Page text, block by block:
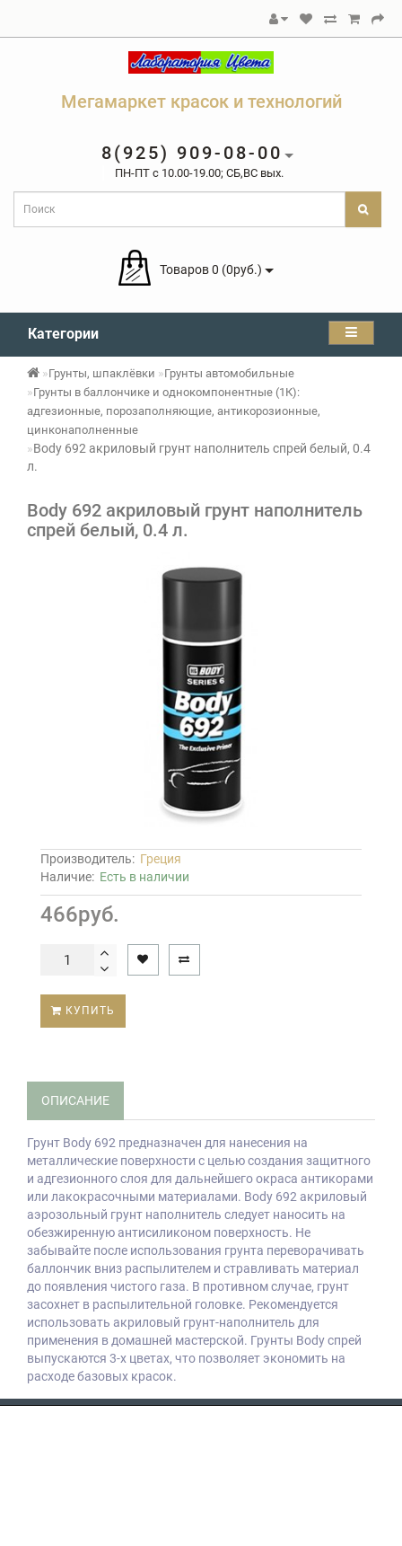
Мегамаркет красок и технологий
8(925) 909-08-00
ПН-ПТ c 10.00-19.00; СБ,ВС вых.
Товаров 0 (0руб.)
Категории
Грунты, шпаклёвки
Грунты автомобильные
Грунты в баллончике и однокомпонентные (1К):
адгезионные, порозаполняющие, антикорозионные,
цинконаполненные
Body 692 акриловый грунт наполнитель спрей белый, 0.4
л.
Body 692 акриловый грунт наполнитель
спрей белый, 0.4 л.
Производитель: Греция
Наличие: Есть в наличии
466руб.
КУПИТЬ
ОПИСАНИЕ
Грунт Body 692 предназначен для нанесения на
металлические поверхности с целью создания защитного
и адгезионного слоя для дальнейшего окраса антикорами
или лакокрасочными материалами. Body 692 акриловый
аэрозольный грунт наполнитель следует наносить на
обезжиренную антисиликоном поверхность. Не
забывайте после использования грунта переворачивать
баллончик вниз распылителем и стравливать материал
до появления чистого газа. В противном случае, грунт
засохнет в распылительной головке. Рекомендуется
использовать акриловый грунт-наполнитель для
применения в домашней мастерской. Грунты Body спрей
выпускаются 3-х цветах, что позволяет экономить на
расходе базовых красок.